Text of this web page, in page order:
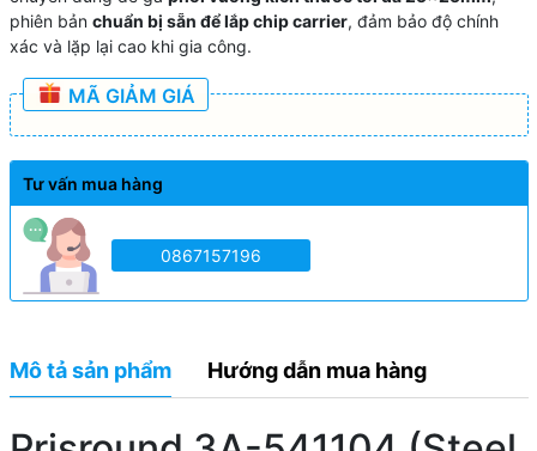
phiên bản chuẩn bị sẵn để lắp chip carrier, đảm bảo độ chính
xác và lặp lại cao khi gia công.
MÃ GIẢM GIÁ
Tư vấn mua hàng
0867157196
Mô tả sản phẩm Hướng dẫn mua hàng